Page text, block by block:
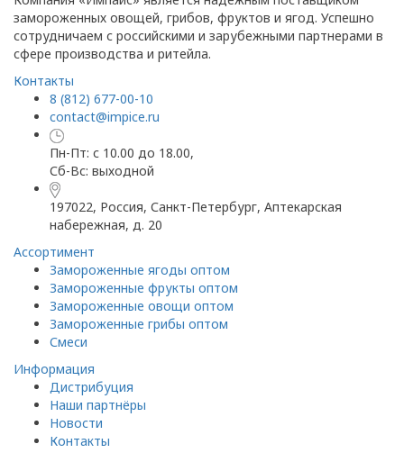
замороженных овощей, грибов, фруктов и ягод. Успешно
сотрудничаем с российскими и зарубежными партнерами в
сфере производства и ритейла.
Контакты
8 (812) 677-00-10
contact@impice.ru
Пн-Пт: с 10.00 до 18.00,
Сб-Вс: выходной
197022, Россия, Санкт-Петербург, Аптекарская
набережная, д. 20
Ассортимент
Замороженные ягоды оптом
Замороженные фрукты оптом
Замороженные овощи оптом
Замороженные грибы оптом
Смеси
Информация
Дистрибуция
Наши партнёры
Новости
Контакты